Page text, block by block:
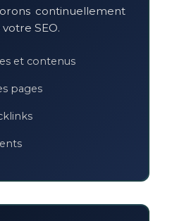
continuellement
SEO.
et contenus
pages